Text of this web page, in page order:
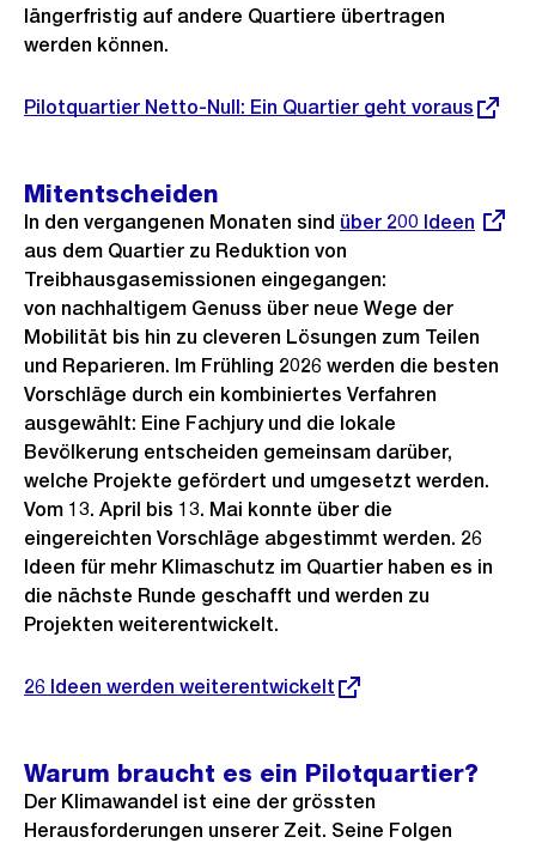
längerfristig auf andere Quartiere übertragen
werden können.
Externer
Pilotquartier Netto-Null: Ein Quartier geht voraus
Mitentscheiden
In den vergangenen Monaten sind Externer
Link:
über 200 Ideen
aus dem Quartier zu Reduktion von
Treibhausgasemissionen eingegangen:
von nachhaltigem Genuss über neue Wege der
Mobilität bis hin zu cleveren Lösungen zum Teilen
und Reparieren. Im Frühling 2026 werden die besten
Vorschläge durch ein kombiniertes Verfahren
ausgewählt: Eine Fachjury und die lokale
Bevölkerung entscheiden gemeinsam darüber,
welche Projekte gefördert und umgesetzt werden.
Vom 13. April bis 13. Mai konnte über die
eingereichten Vorschläge abgestimmt werden. 26
Ideen für mehr Klimaschutz im Quartier haben es in
die nächste Runde geschafft und werden zu
Projekten weiterentwickelt.
Externer
26 Ideen werden weiterentwickelt
Warum braucht es ein Pilotquartier?
Der Klimawandel ist eine der grössten
Herausforderungen unserer Zeit. Seine Folgen